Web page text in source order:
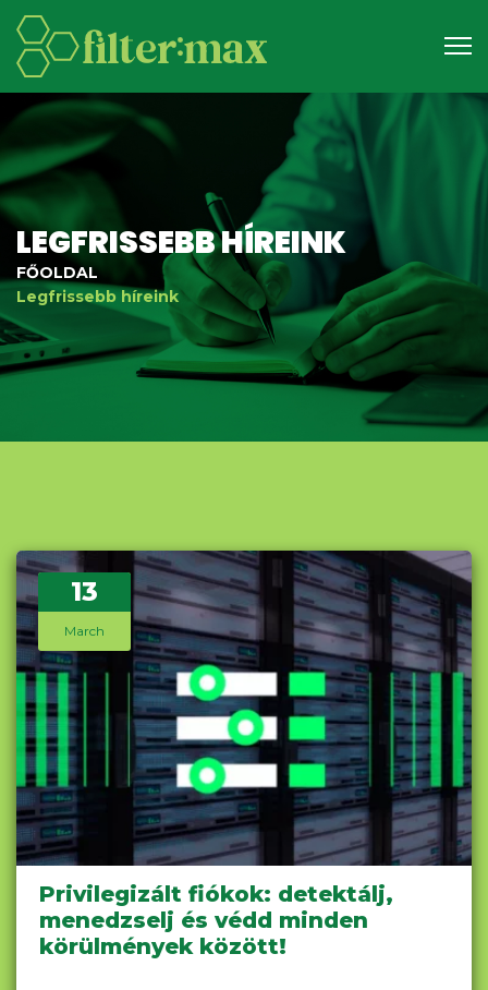
LEGFRISSEBB HÍREINK
FŐOLDAL
Legfrissebb híreink
13
March
Privilegizált fiókok: detektálj,
menedzselj és védd minden
körülmények között!